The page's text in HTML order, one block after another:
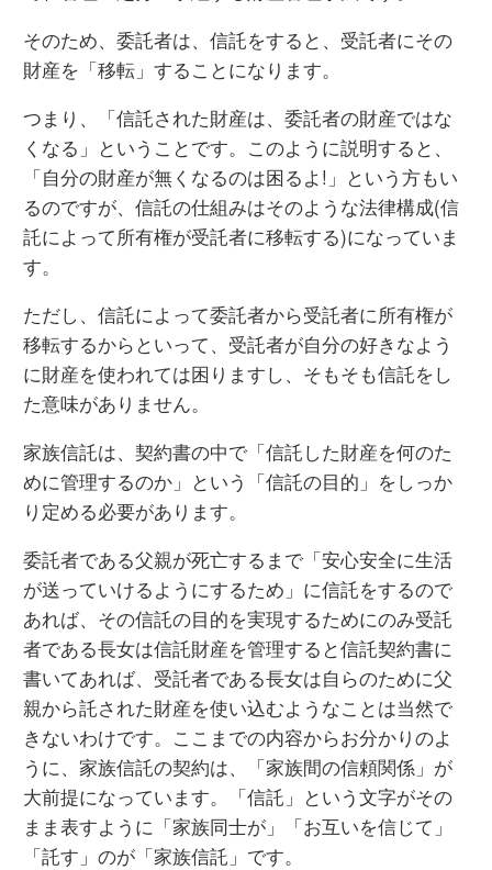
そのため、委託者は、信託をすると、受託者にその
財産を「移転」することになります。
つまり、「信託された財産は、委託者の財産ではな
くなる」ということです。このように説明すると、
「自分の財産が無くなるのは困るよ!」という方もい
るのですが、信託の仕組みはそのような法律構成(信
託によって所有権が受託者に移転する)になっていま
す。
ただし、信託によって委託者から受託者に所有権が
移転するからといって、受託者が自分の好きなよう
に財産を使われては困りますし、そもそも信託をし
た意味がありません。
家族信託は、契約書の中で「信託した財産を何のた
めに管理するのか」という「信託の目的」をしっか
り定める必要があります。
委託者である父親が死亡するまで「安心安全に生活
が送っていけるようにするため」に信託をするので
あれば、その信託の目的を実現するためにのみ受託
者である長女は信託財産を管理すると信託契約書に
書いてあれば、受託者である長女は自らのために父
親から託された財産を使い込むようなことは当然で
きないわけです。ここまでの内容からお分かりのよ
うに、家族信託の契約は、「家族間の信頼関係」が
大前提になっています。「信託」という文字がその
まま表すように「家族同士が」「お互いを信じて」
「託す」のが「家族信託」です。